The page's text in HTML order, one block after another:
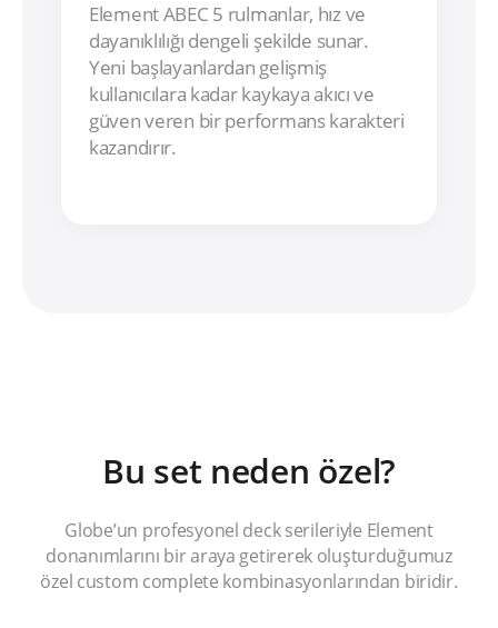
Element ABEC 5 rulmanlar, hız ve
dayanıklılığı dengeli şekilde sunar.
Yeni başlayanlardan gelişmiş
kullanıcılara kadar kaykaya akıcı ve
güven veren bir performans karakteri
kazandırır.
Bu set neden özel?
Globe’un profesyonel deck serileriyle Element
donanımlarını bir araya getirerek oluşturduğumuz
özel custom complete kombinasyonlarından biridir.